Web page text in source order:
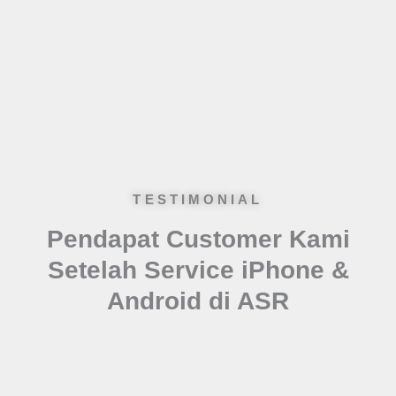
TESTIMONIAL
Pendapat Customer Kami
Setelah Service iPhone &
Android di ASR